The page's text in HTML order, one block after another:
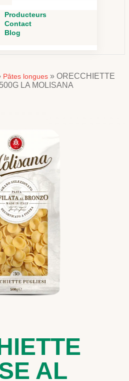
Producteurs
Contact
Blog
Pâtes longues » ORECCHIETTE
LA MOLISANA
AL